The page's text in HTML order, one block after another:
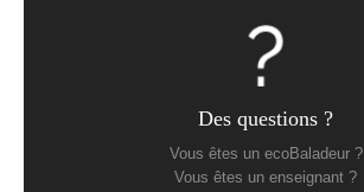
Des questions ?
Vous êtes un ecoBaladeur ?
Vous êtes un enseignant ?